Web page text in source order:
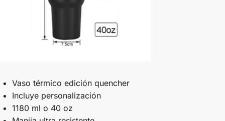
Vaso térmico edición quencher
Incluye personalización
1180 ml o 40 oz